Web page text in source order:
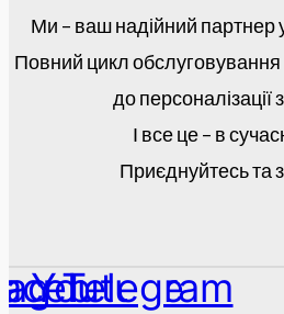
Ми – ваш надійний партнер
Повний цикл обслуговування
до персоналізації
І все це – в
Приєднуйтесь та
Youtube
Telegram